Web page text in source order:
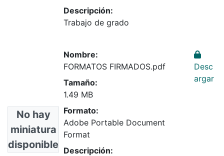
Descripción:
Trabajo de grado
No hay
miniatura
disponible
Nombre:
FORMATOS FIRMADOS.pdf
Tamaño:
1.49 MB
Formato:
Adobe Portable Document
Format
Descripción:
Desc
argar